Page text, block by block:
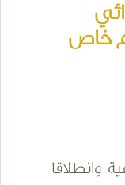
خاص
وانطلاقا